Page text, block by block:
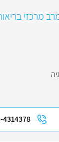
מרכזי
4314378